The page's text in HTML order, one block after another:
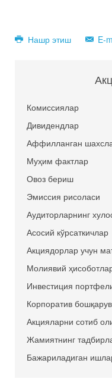
Нашр этиш E-
Комиссиялар
Дивидендлар
Аффилланган
Муҳим фактлар
Овоз бериш
Эмиссия рисоласи
Аудиторларнинг
Асосий кўрсаткичлар
Акциядорлар учун
Молиявий
Инвестиция
Корпоратив бошқарув
Акцияларни сотиб
Жамиятнинг
Бажариладиган